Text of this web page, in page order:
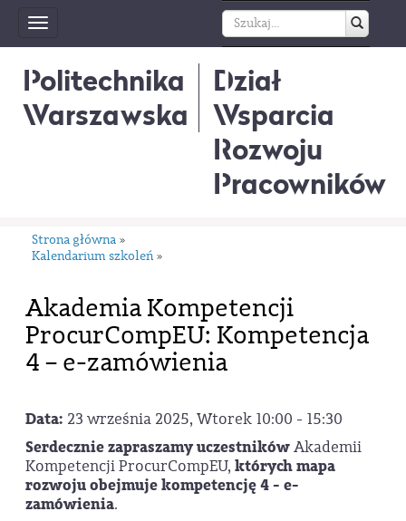
Toggle
navigation
Politechnika
Warszawska
Dział
Wsparcia
Rozwoju
Pracowników
Strona główna »
Kalendarium szkoleń »
Akademia Kompetencji
ProcurCompEU: Kompetencja
4 – e-zamówienia
Data: 23 września 2025, Wtorek 10:00 - 15:30
Serdecznie zapraszamy uczestnikówAkademii
Kompetencji ProcurCompEU, których mapa
rozwoju obejmuje kompetencję 4 - e-
zamówienia.